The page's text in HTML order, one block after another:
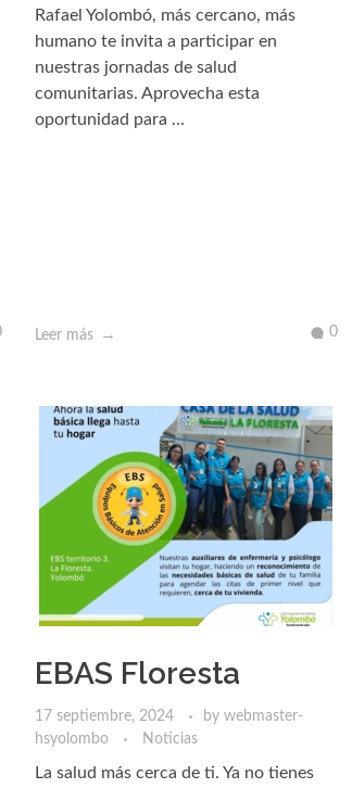
Rafael Yolombó, más cercano, más
humano te invita a participar en
nuestras jornadas de salud
comunitarias. Aprovecha esta
oportunidad para ...
Leer más 0
EBAS Floresta
17 septiembre, 2024 by webmaster-
hsyolombo
Noticias
La salud más cerca de ti. Ya no tienes